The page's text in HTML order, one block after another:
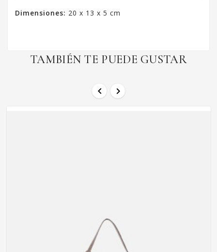
Dimensiones: 20 x 13 x 5 cm
TAMBIÉN TE PUEDE GUSTAR
 